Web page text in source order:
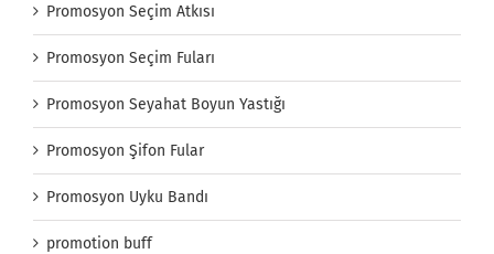
Promosyon Seçim Atkısı
Promosyon Seçim Fuları
Promosyon Seyahat Boyun Yastığı
Promosyon Şifon Fular
Promosyon Uyku Bandı
promotion buff